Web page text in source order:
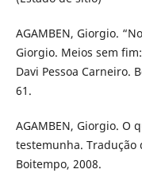
AGAMBEN, Giorgio.
Giorgio. Meios sem
Davi Pessoa Carneiro.
61.
AGAMBEN, Giorgio. O
testemunha. Tradução
Boitempo, 2008.